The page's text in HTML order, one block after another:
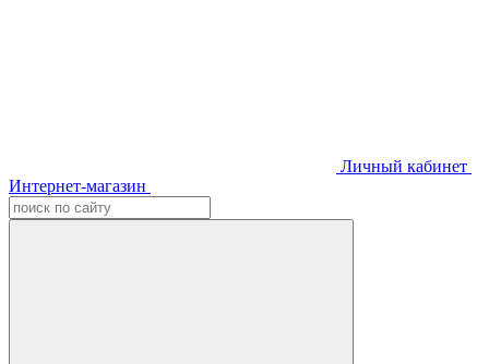
Личный кабинет
Интернет-магазин